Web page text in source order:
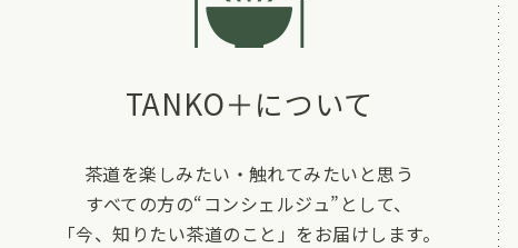
TANKO＋について
茶道を楽しみたい・触れてみたいと思う
すべての方の“コンシェルジュ”として、
「今、知りたい茶道のこと」をお届けします。